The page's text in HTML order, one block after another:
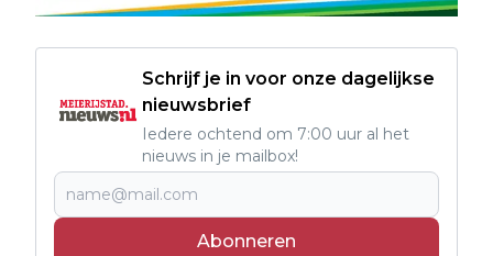
Schrijf je in voor onze dagelijkse
nieuwsbrief
Iedere ochtend om 7:00 uur al het
nieuws in je mailbox!
Abonneren